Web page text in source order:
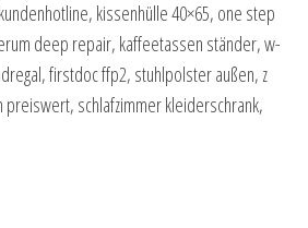
kissenhülle 40×65, one step
deep repair, kaffeetassen ständer, w-
firstdoc ffp2, stuhlpolster außen, z
preiswert, schlafzimmer kleiderschrank,